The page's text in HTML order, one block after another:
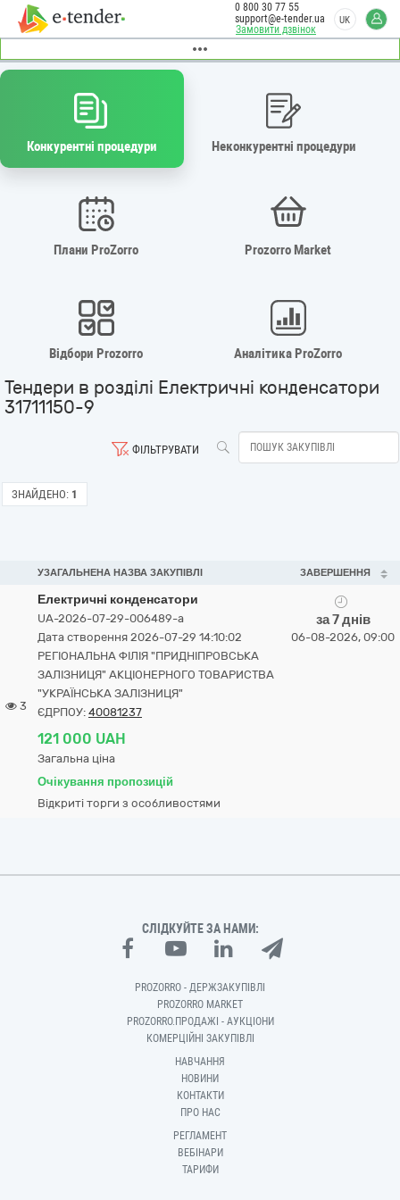
Замовити дзвінок
0 800 30 77 55
support@e-tender.ua
UK
Конкурентні процедури Неконкурентні процедури
Плани ProZorro Prozorro Market
Відбори Prozorro Аналітика ProZorro
Тендери в розділі Електричні конденсатори
31711150-9
ФІЛЬТРУВАТИ
ЗНАЙДЕНО: 1
УЗАГАЛЬНЕНА НАЗВА ЗАКУПІВЛІ ЗАВЕРШЕННЯ
3
Електричні конденсатори
UA-2026-07-29-006489-a
Дата створення 2026-07-29 14:10:02
РЕГІОНАЛЬНА ФІЛІЯ "ПРИДНІПРОВСЬКА
ЗАЛІЗНИЦЯ" АКЦІОНЕРНОГО ТОВАРИСТВА
"УКРАЇНСЬКА ЗАЛІЗНИЦЯ"
ЄДРПОУ: 40081237
121 000 UAH
Загальна ціна
Очікування пропозицій
Відкриті торги з особливостями
за 7 днів
06-08-2026, 09:00
СЛІДКУЙТЕ ЗА НАМИ:
PROZORRO - ДЕРЖЗАКУПІВЛІ
PROZORRO MARKET
PROZORRO.ПРОДАЖІ - АУКЦІОНИ
КОМЕРЦІЙНІ ЗАКУПІВЛІ
НАВЧАННЯ
НОВИНИ
КОНТАКТИ
ПРО НАС
РЕГЛАМЕНТ
ВЕБІНАРИ
ТАРИФИ